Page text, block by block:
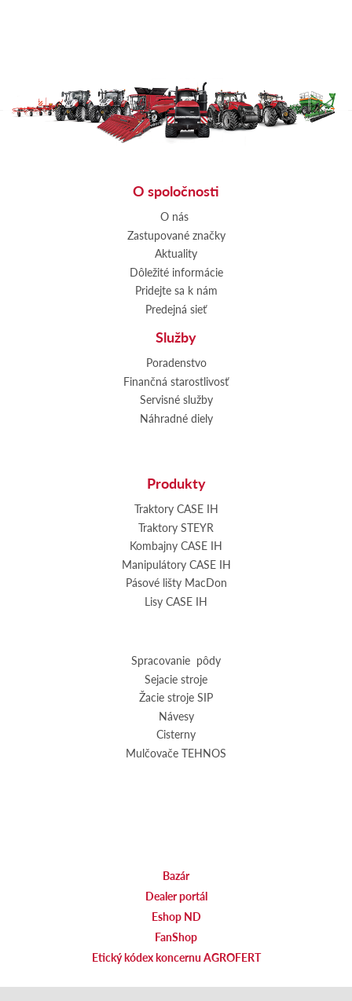
O spoločnosti
O nás
Zastupované značky
Aktuality
Dôležité informácie
Pridejte sa k nám
Predejná sieť
Služby
Poradenstvo
Finančná starostlivosť
Servisné služby
Náhradné diely
Produkty
Traktory CASE IH
Traktory STEYR
Kombajny CASE IH
Manipulátory CASE IH
Pásové lišty MacDon
Lisy CASE IH
Spracovanie pôdy
Sejacie stroje
Žacie stroje SIP
Návesy
Cisterny
Mulčovače TEHNOS
Bazár
Dealer portál
Eshop ND
FanShop
Etický kódex koncernu AGROFERT